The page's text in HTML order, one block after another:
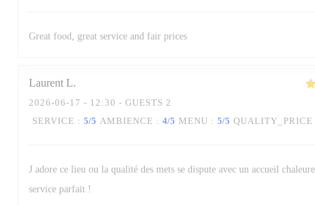
Great food, great service and fair prices
Laurent L
2026-06-17 - 12:30 - GUESTS 2
SERVICE : 5/5 AMBIENCE : 4/5 MENU : 5/5 QUALITY_PRICE
J adore ce lieu ou la qualité des mets se dispute avec un accueil
service parfait !